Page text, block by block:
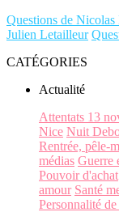
Questions de
Julien Letailleur
CATÉGORIES
Actualité
Attentats 13
Nice Nuit
Rentrée, pêle-
médias Guerre
Pouvoir d'achat
amour Santé
Personnalité